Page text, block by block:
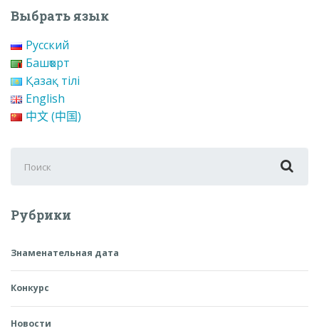
Выбрать язык
Русский
Башҡорт
Қазақ тілі
English
中文 (中国)
для:
Рубрики
Знаменательная дата
Конкурс
Новости